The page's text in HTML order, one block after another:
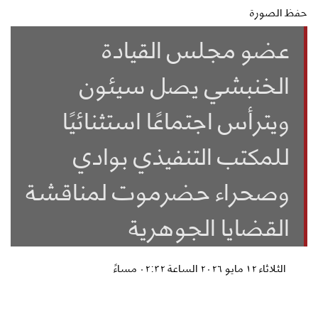
حفظ الصورة
عضو مجلس القيادة
الخنبشي يصل سيئون
ويترأس اجتماعًا استثنائيًا
للمكتب التنفيذي بوادي
وصحراء حضرموت لمناقشة
القضايا الجوهرية
الثلاثاء ١٢ مايو ٢٠٢٦ الساعة ٠٢:٣٢ مساءً